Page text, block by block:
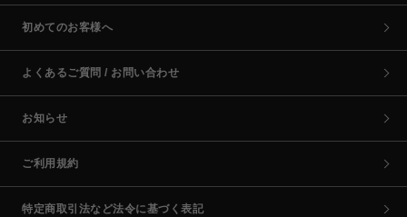
初めてのお客様へ
よくあるご質問 / お問い合わせ
お知らせ
ご利用規約
特定商取引法など法令に基づく表記